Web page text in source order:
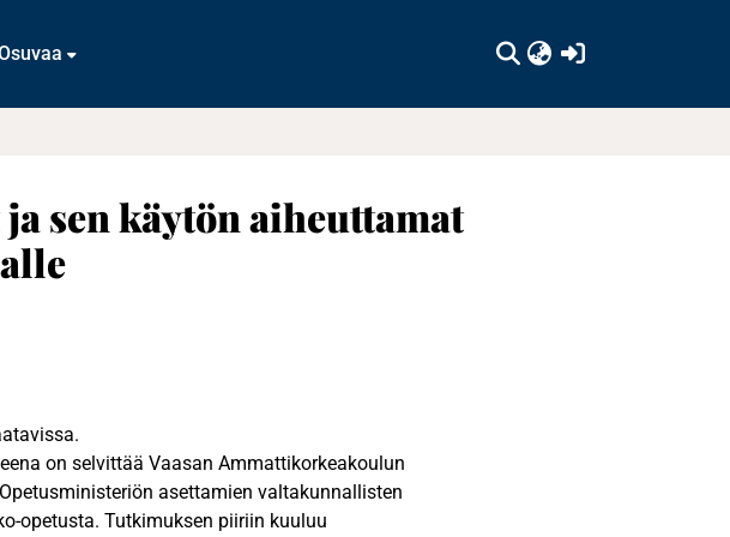
sen käytön aiheuttamat
on selvittää Vaasan Ammattikorkeakoulun
asettamien valtakunnallisten
opetusta. Tutkimuksen piiriin kuuluu